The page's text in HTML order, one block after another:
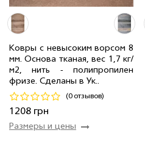
Ковры с невысоким ворсом 8
мм. Основа тканая, вес 1,7 кг/
м2, нить - полипропилен
фризе. Сделаны в Ук..
(0 отзывов)
1208 грн
Размеры и цены
1.20 x 1.70 м 2 шт 1 208 грн
Код 18553